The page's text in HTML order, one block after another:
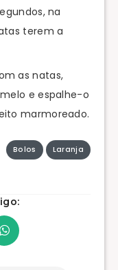
na
terem a
as natas,
e espalhe-o
marmoreado.
Bolos Laranja